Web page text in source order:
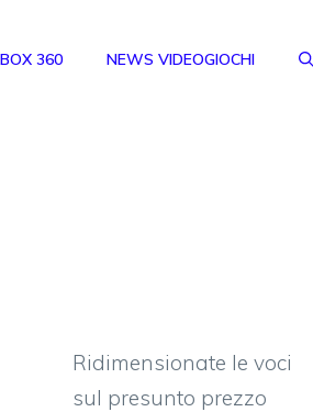
360 NEWS VIDEOGIOCHI
Ridimensionate le voci
sul presunto prezzo